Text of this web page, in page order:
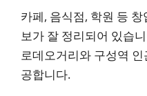
카페, 음식점, 학원 등
보가 잘 정리되어 있습
로데오거리와 구성역
공합니다.